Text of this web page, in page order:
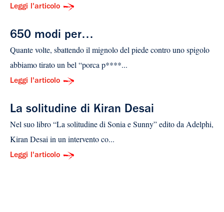
Leggi l'articolo
650 modi per…
Quante volte, sbattendo il mignolo del piede contro uno spigolo
abbiamo tirato un bel “porca p****...
Leggi l'articolo
La solitudine di Kiran Desai
Nel suo libro “La solitudine di Sonia e Sunny” edito da Adelphi,
Kiran Desai in un intervento co...
Leggi l'articolo